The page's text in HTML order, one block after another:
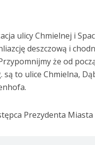
ulicy Chmielnej i
deszczową i
że od
są to ulice Chmielna,
Prezydenta